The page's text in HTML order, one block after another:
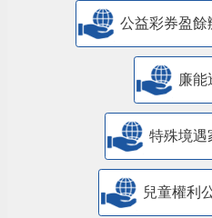
公益彩券盈餘
廉能
特殊境遇
兒童權利